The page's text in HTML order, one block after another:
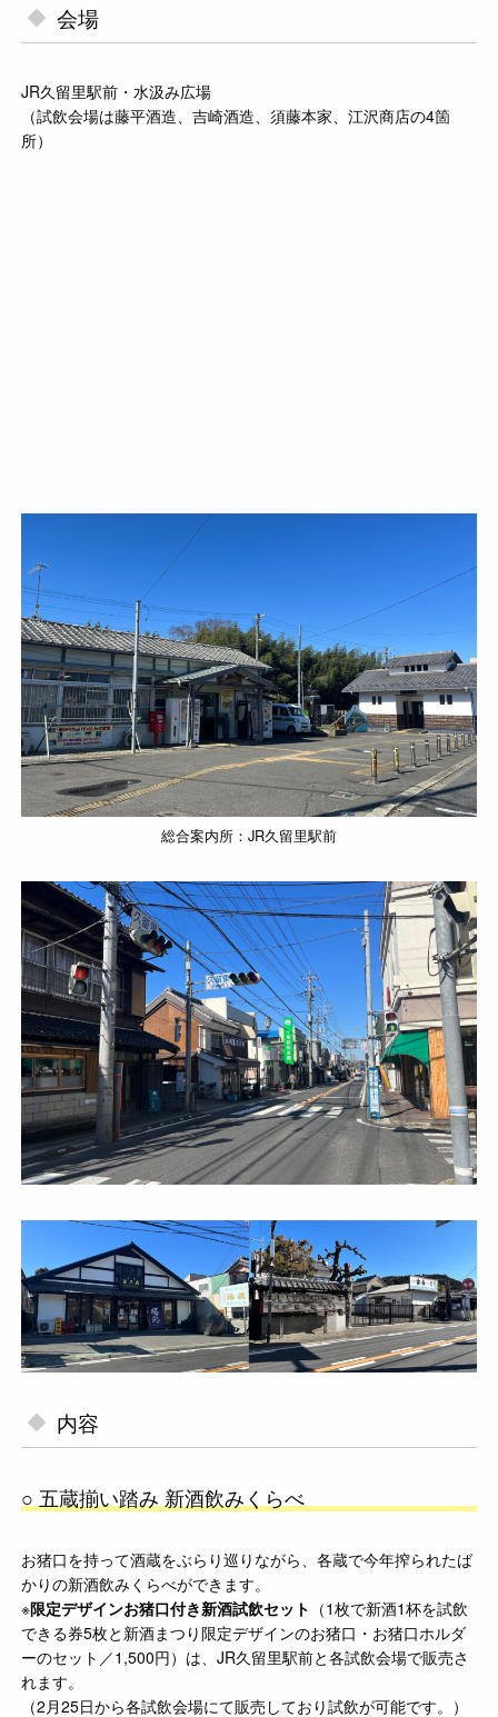
会場
JR久留里駅前・水汲み広場
（試飲会場は藤平酒造、吉崎酒造、須藤本家、江沢商店の4箇
所）
総合案内所：JR久留里駅前
内容
○ 五蔵揃い踏み 新酒飲みくらべ
お猪口を持って酒蔵をぶらり巡りながら、各蔵で今年搾られたば
かりの新酒飲みくらべができます。
※限定デザインお猪口付き新酒試飲セット （1枚で新酒1杯を試飲
できる券5枚と新酒まつり限定デザインのお猪口・お猪口ホルダ
ーのセット／1,500円）は、JR久留里駅前と各試飲会場で販売さ
れます。
（2月25日から各試飲会場にて販売しており試飲が可能です。）